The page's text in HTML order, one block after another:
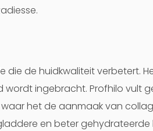
die de huidkwaliteit verbetert.
ingebracht. Profhilo vult
het de aanmaak van
en beter